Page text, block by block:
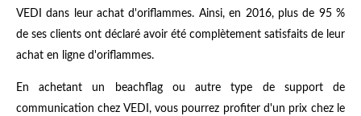
VEDI dans leur achat d'oriflammes. Ainsi, en 2016, plus de 95 %
de ses clients ont déclaré avoir été complètement satisfaits de leur
achat en ligne d'oriflammes.
En achetant un beachflag ou autre type de support de
communication chez VEDI, vous pourrez profiter d'un prix chez le